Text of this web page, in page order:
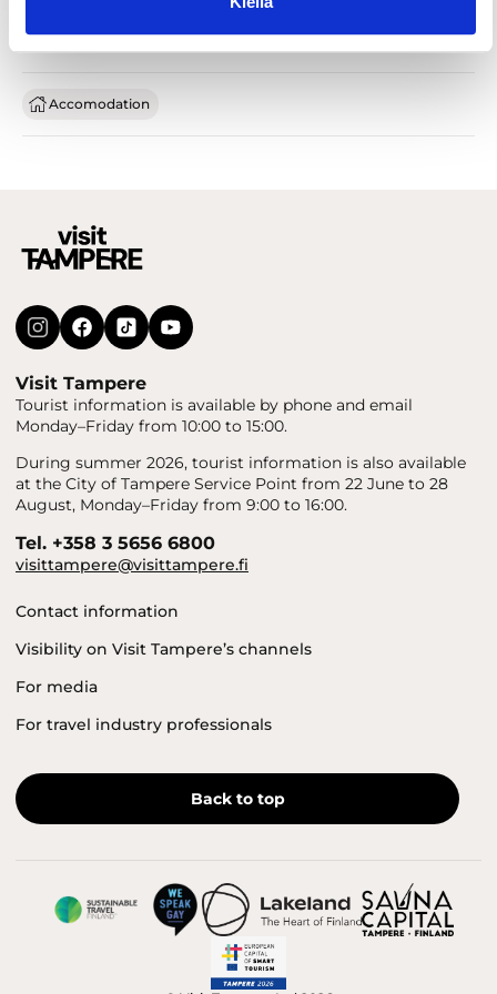
Accomodation
Visit Tampere
Tourist information is available by phone and email
Monday–Friday from 10:00 to 15:00.
During summer 2026, tourist information is also available
at the City of Tampere Service Point from 22 June to 28
August, Monday–Friday from 9:00 to 16:00.
Tel. +358 3 5656 6800
visittampere@visittampere.fi
Contact information
Visibility on Visit Tampere’s channels
For media
For travel industry professionals
Back to top